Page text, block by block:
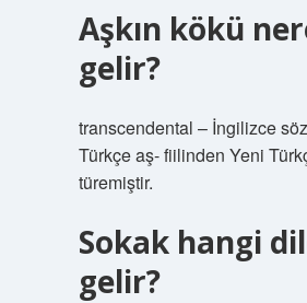
Aşkın kökü
gelir?
transcendental – İngilizce
Türkçe aş- fiilinden Yeni
türemiştir.
Sokak hangi
gelir?